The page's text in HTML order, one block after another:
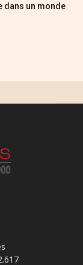
dans un monde